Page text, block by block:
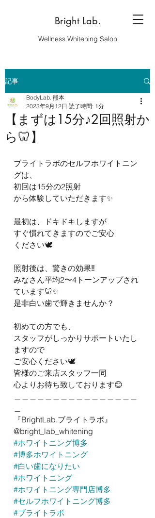
Bright Lab.
Wellness Whitening Salon
記事
【まずは15分♪2回照射か
ら🦷】
BodyLab. 熊本
2023年9月12日 読了時間: 1分
ブライトラボのセルフホワイトニン
グは、
初回は15分の2照射
から体験していただきます✨
最初は、ドキドキしますが
すぐ慣れてきますのでご安心
ください🕊
照射後は、驚きの効果‼️
みなさん平均2〜4トーンアップされ
ています🦷✨
是非白い歯で輝きませんか？
初めての方でも、
スタッフがしっかりサポートいたし
ますので
ご安心ください🕊
皆様のご来店スタッフ一同
心よりお待ち致しております😊
『BrightLab.ブライトラボ』
@bright_lab_whitening
#ホワイトニング博多
#博多ホワイトニング
#白い歯になりたい
#ホワイトニング
#ホワイトニング専門店博多
#セルフホワイトニング博多
#ブライトラボ